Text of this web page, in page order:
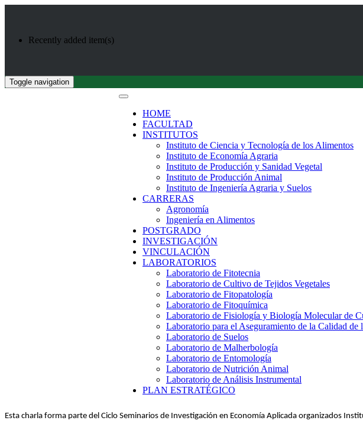
Recently added item(s)
Toggle navigation
HOME
FACULTAD
INSTITUTOS
Instituto de Ciencia y Tecnología de los Alimentos
Instituto de Economía Agraria
Instituto de Producción y Sanidad Vegetal
Instituto de Producción Animal
Instituto de Ingeniería Agraria y Suelos
CARRERAS
Agronomía
Ingeniería en Alimentos
POSTGRADO
INVESTIGACIÓN
VINCULACIÓN
LABORATORIOS
Laboratorio de Fitotecnia
Laboratorio de Cultivo de Tejidos Vegetales
Laboratorio de Fitopatología
Laboratorio de Fitoquímica
Laboratorio de Fisiología y Biología Molecular de
Laboratorio para el Aseguramiento de la Calidad
Laboratorio de Suelos
Laboratorio de Malherbología
Laboratorio de Entomología
Laboratorio de Nutrición Animal
Laboratorio de Análisis Instrumental
PLAN ESTRATÉGICO
Esta charla forma parte del Ciclo Seminarios de Investigación en Economía Aplicada organizados